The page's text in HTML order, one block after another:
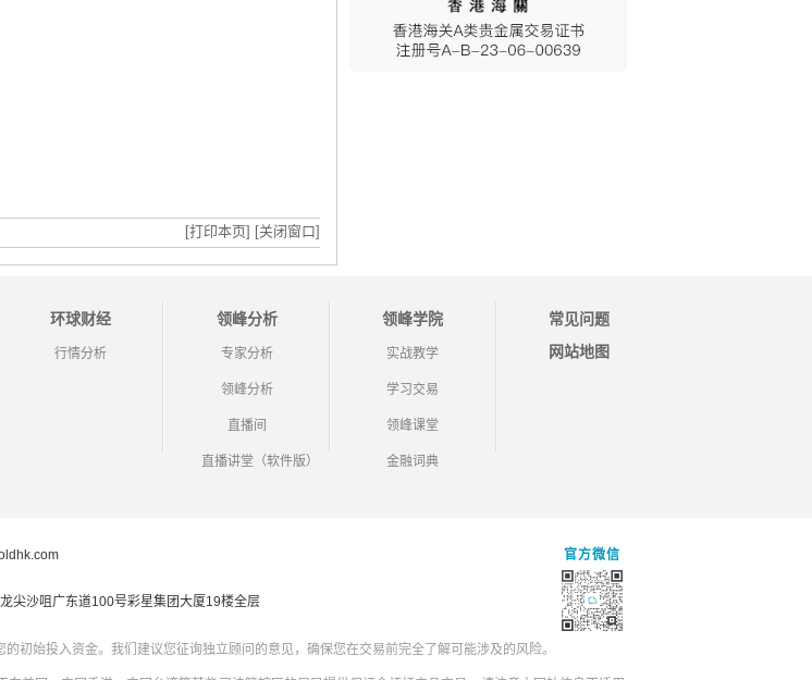
[打印本页] [关闭窗口]
环球财经
行情分析
领峰分析
专家分析
领峰分析
直播间
直播讲堂（软件版）
领峰学院
实战教学
学习交易
领峰课堂
金融词典
常见问题
网站地图
尖沙咀广东道100号彩星集团大厦19楼全层
官方微信
初始投入资金。我们建议您征询独立顾问的意见，确保您在交易前完全了解可能涉及的风险。